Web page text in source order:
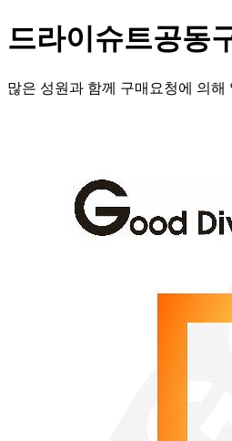
드라이슈트공동
많은 성원과 함께 구매요청에 의해